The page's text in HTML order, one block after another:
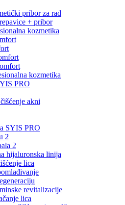
pribor za rad
+ pribor
kozmetika
kozmetika
PRO
akni
SYIS PRO
2
2
hijaluronska linija
lica
revitalizacije
lica